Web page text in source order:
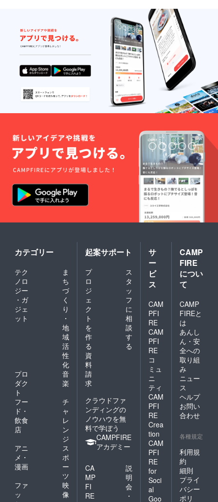
カテゴリー
テク
ノロ
ジー
・ガ
ジェ
ット
ま
ち
づ
く
り
・
地
域
活
性
化
プロ
ダク
ト
音
楽
フー
ド・
飲食
店
チ
ャ
レ
ン
ジ
アニ
メ・
漫画
ス
ポ
ー
ツ
ファ
ッ
映
像
起案サポート
プ
ロ
ジ
ェ
ク
ト
を
作
る
ス
タ
ッ
フ
に
相
談
す
る
資
料
請
求
クラウドファ
ンディングの
ノウハウを無
料で学ぼう
CAMPFIRE
アカデミー
CA
MP
FI
RE
説
明
会
・
サ
ー
ビ
ス
CAM
PFI
RE
CAM
PFI
RE
コ
ミュ
ニ
ティ
CAM
PFI
RE
Crea
tion
CAM
PFI
RE
for
Soci
al
Goo
CAMP
FIRE
につい
て
CAMP
FIREと
は
あんし
ん・安
全への
取り組
み
ニュー
ス
ヘルプ
お問い
合わせ
各種規定
利用規
約
細則
プライ
バシー
ポリ